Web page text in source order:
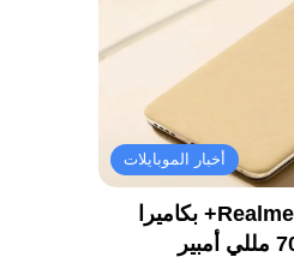
أخبار الموبايلات
الإعلان الرسمي عن Realme 16 Pro+ بكاميرا